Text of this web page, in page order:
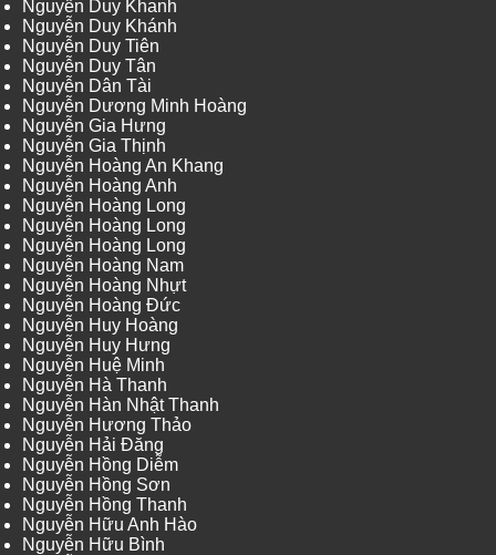
Nguyễn Duy Khanh
Nguyễn Duy Khánh
Nguyễn Duy Tiên
Nguyễn Duy Tân
Nguyễn Dân Tài
Nguyễn Dương Minh Hoàng
Nguyễn Gia Hưng
Nguyễn Gia Thịnh
Nguyễn Hoàng An Khang
Nguyễn Hoàng Anh
Nguyễn Hoàng Long
Nguyễn Hoàng Long
Nguyễn Hoàng Long
Nguyễn Hoàng Nam
Nguyễn Hoàng Nhựt
Nguyễn Hoàng Đức
Nguyễn Huy Hoàng
Nguyễn Huy Hưng
Nguyễn Huệ Minh
Nguyễn Hà Thanh
Nguyễn Hàn Nhật Thanh
Nguyễn Hương Thảo
Nguyễn Hải Đăng
Nguyễn Hồng Diễm
Nguyễn Hồng Sơn
Nguyễn Hồng Thanh
Nguyễn Hữu Anh Hào
Nguyễn Hữu Bình